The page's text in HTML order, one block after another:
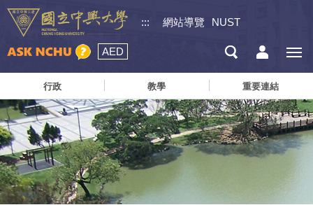
::: 網站導覽 NUST
AED
行政 教學 重要連結